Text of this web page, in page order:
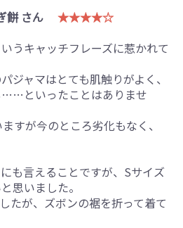
餅 さん
★★★★☆
うキャッチフレーズに惹かれて
ジャマはとても肌触りがよく、
……といったことはありませ
すが今のところ劣化もなく、
も言えることですが、Sサイズ
思いました。
たが、ズボンの裾を折って着て